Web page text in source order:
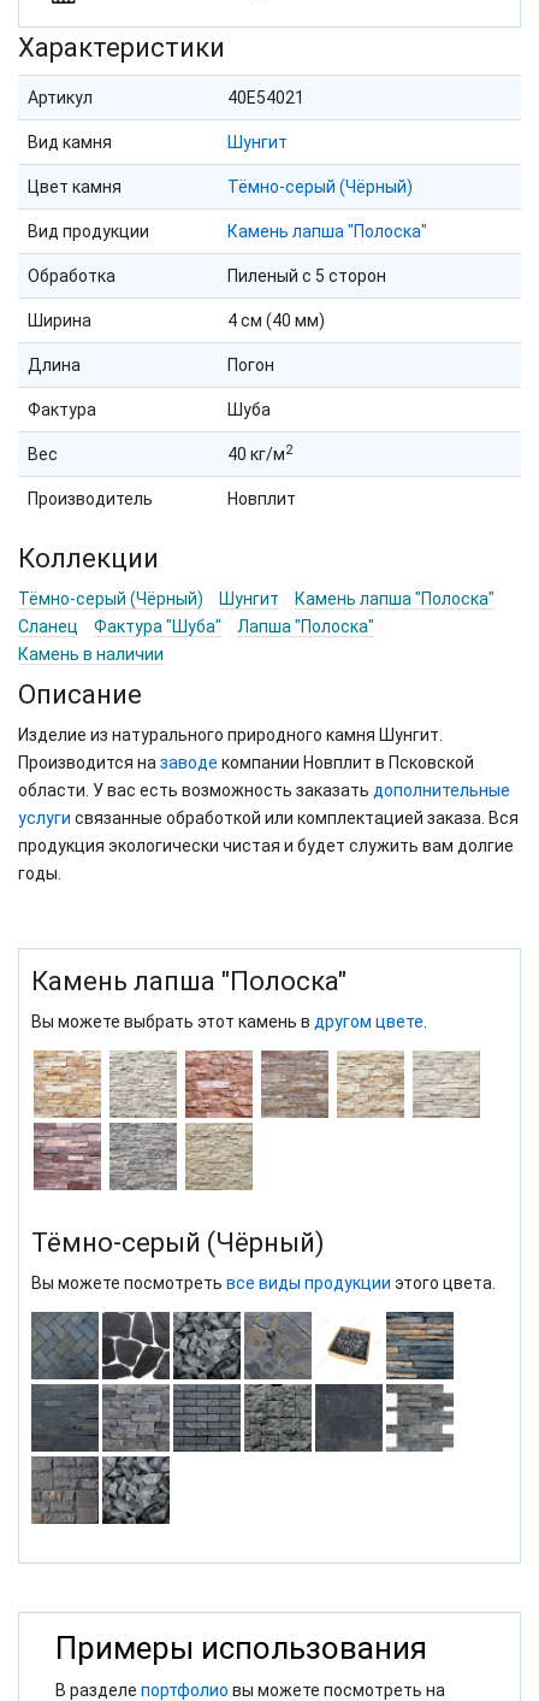
Характеристики
Артикул 40E54021
Вид камня Шунгит
Цвет камня Тёмно-серый (Чёрный)
Вид продукции Камень лапша "Полоска"
Обработка Пиленый с 5 сторон
Ширина 4 см (40 мм)
Длина Погон
Фактура Шуба
Вес 40 кг/м2
Производитель Новплит
Коллекции
Тёмно-серый (Чёрный) Шунгит
Камень лапша "Полоска"
Сланец
Фактура "Шуба"
Лапша "Полоска"
Камень в наличии
Описание
Изделие из натурального природного камня Шунгит.
Производится на заводе компании Новплит в Псковской
области. У вас есть возможность заказать дополнительные
услуги связанные обработкой или комплектацией заказа. Вся
продукция экологически чистая и будет служить вам долгие
годы.
Камень лапша "Полоска"
Вы можете выбрать этот камень в другом цвете
Тёмно-серый (Чёрный)
Вы можете посмотреть все виды продукции этого цвета.
Примеры использования
В разделе портфолио вы можете посмотреть на